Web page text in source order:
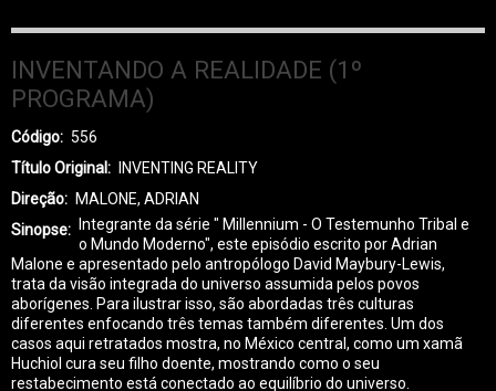
INVENTANDO A REALIDADE (1º
PROGRAMA)
Código
556
Título Original
INVENTING REALITY
Direção
MALONE, ADRIAN
Sinopse
Integrante da série " Millennium - O Testemunho Tribal e
o Mundo Moderno", este episódio escrito por Adrian
Malone e apresentado pelo antropólogo David Maybury-Lewis,
trata da visão integrada do universo assumida pelos povos
aborígenes. Para ilustrar isso, são abordadas três culturas
diferentes enfocando três temas também diferentes. Um dos
casos aqui retratados mostra, no México central, como um xamã
Huchiol cura seu filho doente, mostrando como o seu
restabecimento está conectado ao equilíbrio do universo.